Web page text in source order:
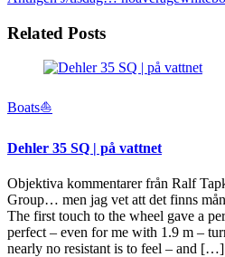
Related Posts
Boats⛵️
Dehler 35 SQ | på vattnet
Objektiva kommentarer från Ralf
Group… men jag vet att det finns
The first touch to the wheel gave a
perfect – even for me with 1.9 m –
nearly no resistant is to feel – and […]